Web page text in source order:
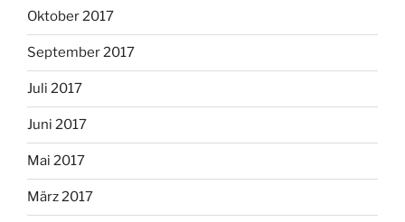
Oktober 2017
September 2017
Juli 2017
Juni 2017
Mai 2017
März 2017